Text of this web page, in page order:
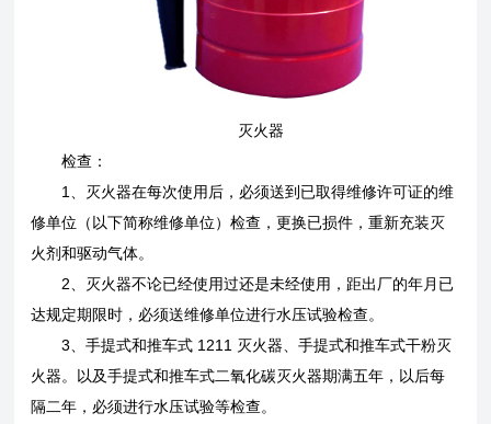
灭火器
检查：
1、灭火器在每次使用后，必须送到已取得维修许可证的维
修单位（以下简称维修单位）检查，更换已损件，重新充装灭
火剂和驱动气体。
2、灭火器不论已经使用过还是未经使用，距出厂的年月已
达规定期限时，必须送维修单位进行水压试验检查。
3、手提式和推车式 1211 灭火器、手提式和推车式干粉灭
火器。以及手提式和推车式二氧化碳灭火器期满五年，以后每
隔二年，必须进行水压试验等检查。